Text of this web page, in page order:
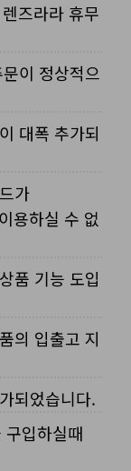
즈라라 휴무
이 정상적으
대폭 추가되
가
용하실 수 없
품 기능 도입
의 입출고 지
되었습니다.
구입하실때